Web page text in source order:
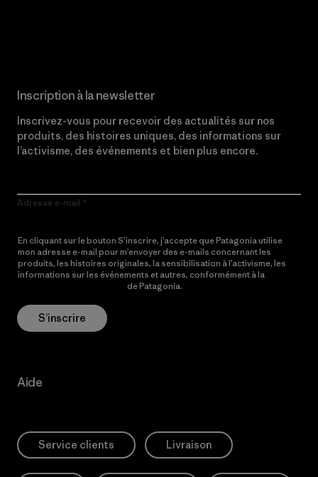
Inscription à la newsletter
Inscrivez-vous pour recevoir des actualités sur nos
produits, des histoires uniques, des informations sur
l’activisme, des événements et bien plus encore.
Adresse e-mail
En cliquant sur le bouton S’inscrire, j’accepte que Patagonia utilise
mon adresse e-mail pour m’envoyer des e-mails concernant les
produits, les histoires originales, la sensibilisation à l’activisme, les
informations sur les événements et autres, conformément à la
de Patagonia.
S’inscrire
Aide
Service clients Livraison